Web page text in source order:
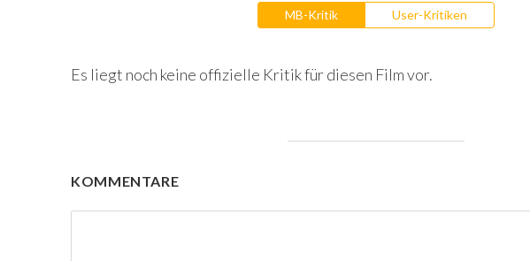
MB-Kritik User-Kritiken
Es liegt noch keine offizielle Kritik für diesen Film vor.
KOMMENTARE